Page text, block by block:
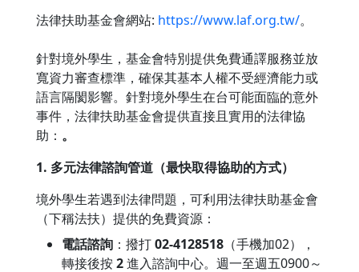
法律扶助基金會網站: https://www.laf.org.tw/。
針對境外學生，基金會特別提供免費通譯服務並放
寬資力審查標準，確保其基本人權不受經濟能力或
語言隔閡影響。針對境外學生在台可能面臨的意外
事件，法律扶助基金會提供直接且實用的法律協
助： 。
1. 多元法律諮詢管道（最快取得協助的方式）
境外學生若遇到法律問題，可利用法律扶助基金會
（下稱法扶）提供的免費資源：
電話諮詢：撥打02-4128518（手機加02），
轉接後按2進入諮詢中心。週一至週五0900～